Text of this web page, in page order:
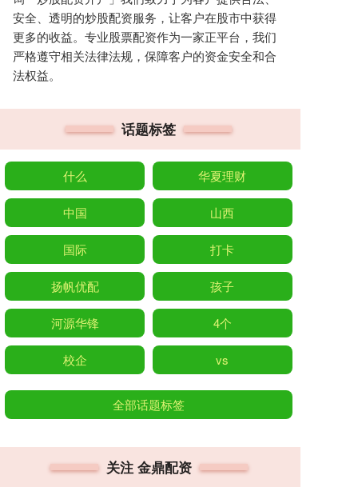
安全、透明的炒股配资服务，让客户在股市中获得
更多的收益。专业股票配资作为一家正平台，我们
严格遵守相关法律法规，保障客户的资金安全和合
法权益。
话题标签
什么 华夏理财
中国 山西
国际 打卡
扬帆优配 孩子
河源华锋 4个
校企 vs
全部话题标签
关注 金鼎配资